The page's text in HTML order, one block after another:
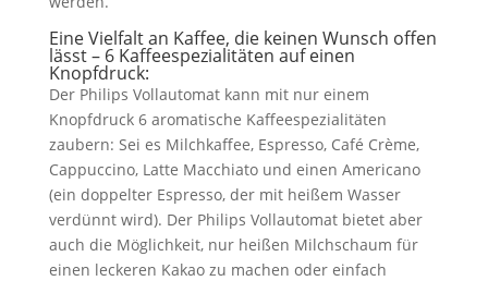
Eine Vielfalt an Kaffee, die keinen Wunsch offen
lässt – 6 Kaffeespezialitäten auf einen
Knopfdruck:
Der Philips Vollautomat kann mit nur einem
Knopfdruck 6 aromatische Kaffeespezialitäten
zaubern: Sei es Milchkaffee, Espresso, Café Crème,
Cappuccino, Latte Macchiato und einen Americano
(ein doppelter Espresso, der mit heißem Wasser
verdünnt wird). Der Philips Vollautomat bietet aber
auch die Möglichkeit, nur heißen Milchschaum für
einen leckeren Kakao zu machen oder einfach